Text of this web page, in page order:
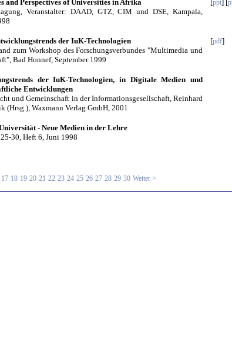
and Perspectives of Universities in Afrika
Veranstalter: DAAD, GTZ, CIM und DSE, Kampala,
[ppt] [
der IuK-Technologien
zum Workshop des Forschungsverbundes "Multimedia und
Bad Honnef, September 1999
[pdf]
der IuK-Technologien, in Digitale Medien und
Entwicklungen
und Gemeinschaft in der Informationsgesellschaft, Reinhard
(Hrsg.), Waxmann Verlag GmbH, 2001
- Neue Medien in der Lehre
30, Heft 6, Juni 1998
17 18 19 20 21 22 23 24 25 26 27 28 29 30 Weiter >